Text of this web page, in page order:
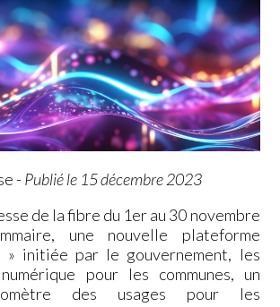
- Publié le 15 décembre 2023
de la fibre du 1er au 30 novembre
une nouvelle plateforme
» initiée par le gouvernement, les
pour les communes, un
des usages pour les